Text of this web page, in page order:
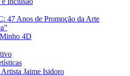
47 Anos de Promoção da Arte
4D
Artista Jaime Isidoro